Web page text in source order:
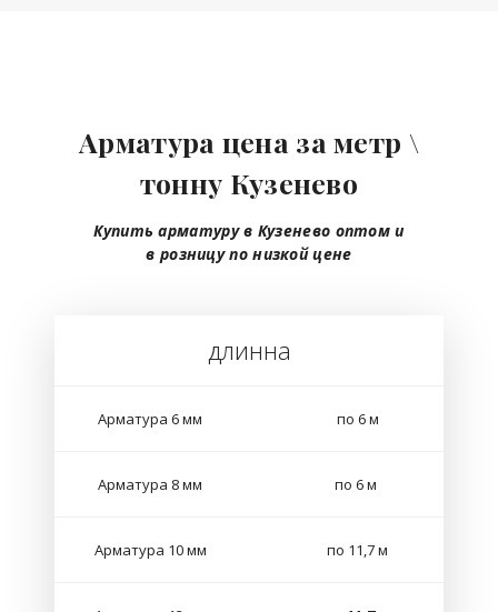
Арматура цена за метр \
тонну Кузенево
Купить арматуру в Кузенево оптом и
в розницупо низкой цене
длинна
Арматура 6 мм по 6 м
Арматура 8 мм по 6 м
Арматура 10 мм по 11,7 м